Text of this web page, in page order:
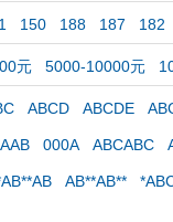
150 188 187 182
元 5000-10000元
ABCD ABCDE
000A ABCABC
AB**AB**